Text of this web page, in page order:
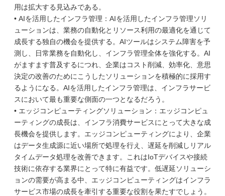
用は拡大する見込みである。
• AIを活用したインフラ管理：AIを活用したインフラ管理ソリ
ューションは、業務の自動化とリソース利用の最適化を通じて
成長する独自の機会を提供する。AIツールはシステム障害を予
測し、日常業務を自動化し、インフラ管理全体を強化する。AI
がますます普及するにつれ、企業はコスト削減、効率化、意思
決定の改善のためにこうしたソリューションを積極的に採用す
るようになる。AIを活用したインフラ管理は、インフラサービ
スにおいて最も重要な側面の一つとなるだろう。
• エッジコンピューティングソリューション：エッジコンピュ
ーティングの成長は、インフラ消費サービスにとって大きな成
長機会を提供します。エッジコンピューティングにより、企業
はデータ生成源に近い場所で処理を行え、遅延を削減しリアル
タイムデータ処理を改善できます。これはIoTデバイスや接続
技術に依存する業界にとって特に有益です。低遅延ソリューシ
ョンの需要が高まる中、エッジコンピューティングはインフラ
サービス市場の成長を牽引する重要な役割を果たすでしょう。